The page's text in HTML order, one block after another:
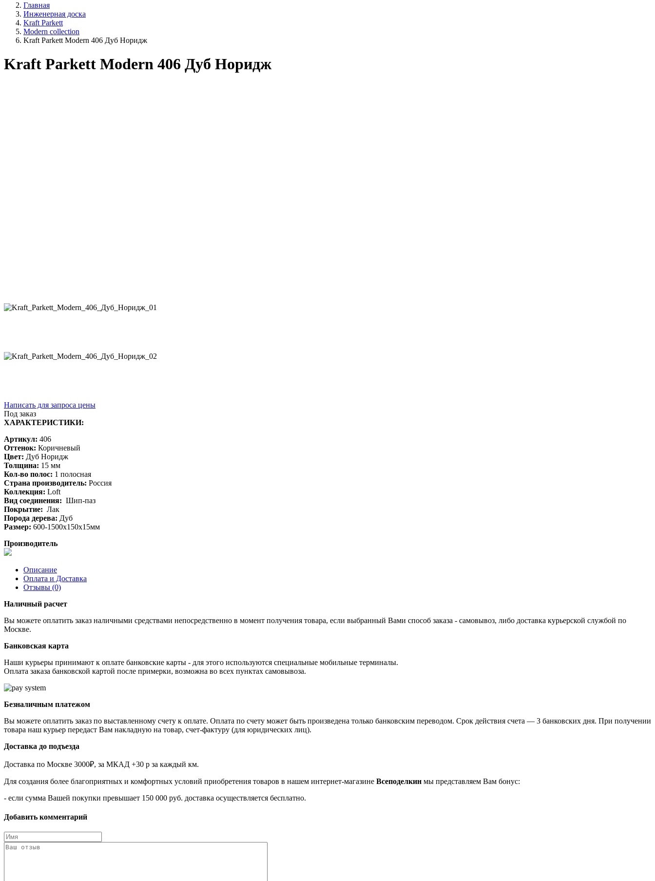
Главная
Инженерная доска
Kraft Parkett
Modern collection
Kraft Parkett Modern 406 Дуб Норидж
Kraft Parkett Modern 406 Дуб Норидж
Написать для запроса цены
Под заказ
ХАРАКТЕРИСТИКИ:
Артикул: 406
Оттенок: Коричневый
Цвет: Дуб Норидж
Толщина: 15 мм
Кол-во полос: 1 полосная
Страна производитель: Россия
Коллекция: Loft
Вид соединения: Шип-паз
Покрытие: Лак
Порода дерева: Дуб
Размер: 600-1500х150х15мм
Производитель
Описание
Оплата и Доставка
Отзывы (0)
Наличный расчет
Вы можете оплатить заказ наличными средствами непосредственно в момент получения товара, если выбранный Вами способ заказа - самовывоз, либо доставка курьерской службой по
Москве.
Банковская карта
Наши курьеры принимают к оплате банковские карты - для этого используются специальные мобильные терминалы.
Оплата заказа банковской картой после примерки, возможна во всех пунктах самовывоза.
Безналичным платежом
Вы можете оплатить заказ по выставленному счету к оплате. Оплата по счету может быть произведена только банковским переводом. Срок действия счета — 3 банковских дня. При получении
товара наш курьер передаст Вам накладную на товар, счет-фактуру (для юридических лиц).
Доставка до подъезда
Доставка по Москве 3000₽, за МКАД +30 р за каждый км.
Для создания более благоприятных и комфортных условий приобретения товаров в нашем интернет-магазине Всеподелкин мы представляем Вам бонус:
- если сумма Вашей покупки превышает 150 000 руб. доставка осуществляется бесплатно.
Добавить комментарий